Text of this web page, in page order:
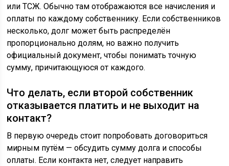
или ТСЖ. Обычно там отображаются все начисления и
оплаты по каждому собственнику. Если собственников
несколько, долг может быть распределён
пропорционально долям, но важно получить
официальный документ, чтобы понимать точную
сумму, причитающуюся от каждого.
Что делать, если второй собственник
отказывается платить и не выходит на
контакт?
В первую очередь стоит попробовать договориться
мирным путём — обсудить сумму долга и способы
оплаты. Если контакта нет, следует направить